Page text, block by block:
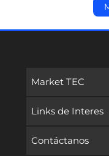
Market TEC
Promociones
Preguntas
Links de Interes
Oferta Educativa
Contáctanos